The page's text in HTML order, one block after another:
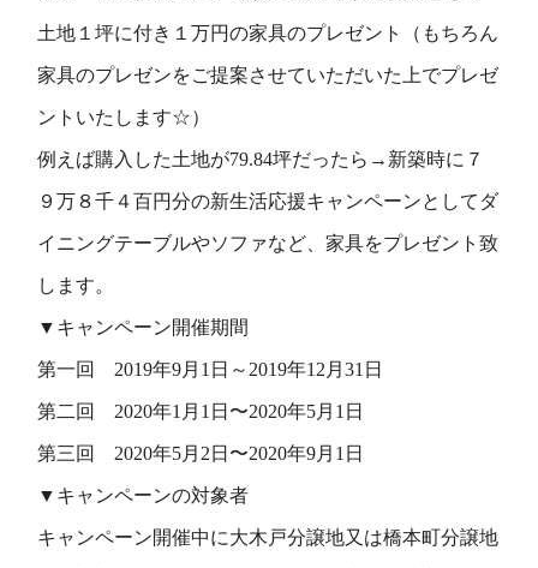
土地１坪に付き１万円の家具のプレゼント（もちろん
家具のプレゼンをご提案させていただいた上でプレゼ
ントいたします☆）
例えば購入した土地が79.84坪だったら→新築時に７
９万８千４百円分の新生活応援キャンペーンとしてダ
イニングテーブルやソファなど、家具をプレゼント致
します。
▼キャンペーン開催期間
第一回 2019年9月1日～2019年12月31日
第二回 2020年1月1日〜2020年5月1日
第三回 2020年5月2日〜2020年9月1日
▼キャンペーンの対象者
キャンペーン開催中に大木戸分譲地又は橋本町分譲地